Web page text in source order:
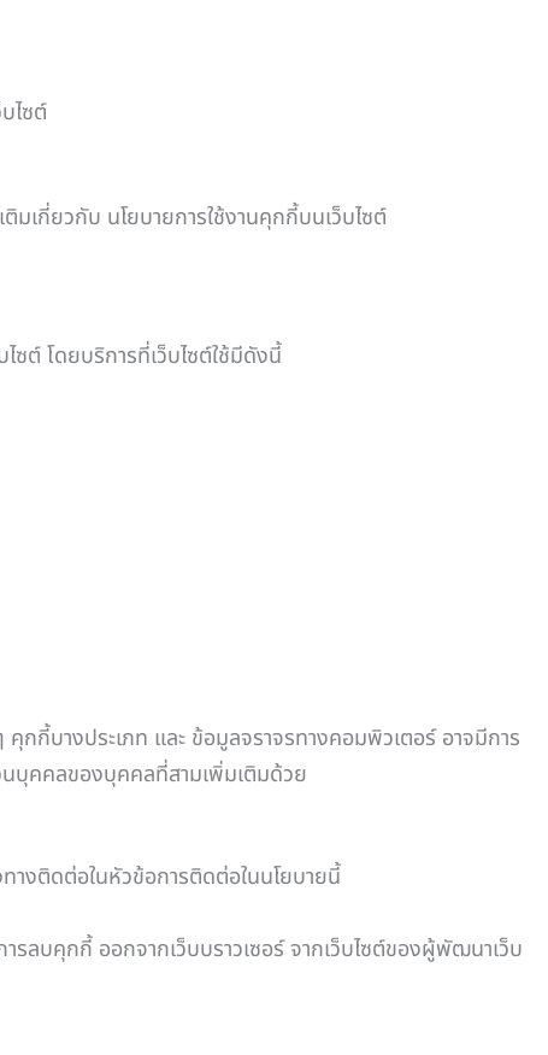
ไซต์
เกี่ยวกับ นโยบายการใช้งานคุกกี้บนเว็บไซต์
ต์ โดยบริการที่เว็บไซต์ใช้มีดังนี้
กี้บางประเภท และ ข้อมูลจราจรทางคอมพิวเตอร์ อาจมีการ
นบุคคลของบุคคลที่สามเพิ่มเติมด้วย
างติดต่อในหัวข้อการติดต่อในนโยบายนี้
รลบคุกกี้ ออกจากเว็บบราวเซอร์ จากเว็บไซต์ของผู้พัฒนาเว็บ